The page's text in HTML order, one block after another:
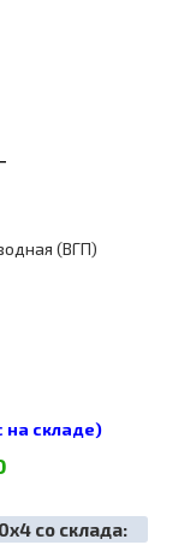
(ВГП)
на складе)
со склада: